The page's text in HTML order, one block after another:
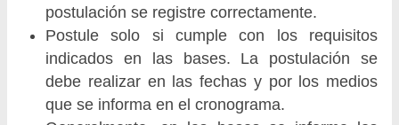
postulación se registre correctamente.
Postule solo si cumple con los requisitos
indicados en las bases. La postulación se
debe realizar en las fechas y por los medios
que se informa en el cronograma.